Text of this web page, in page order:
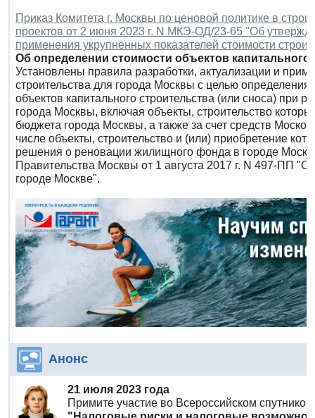
Приказ Комитета г. Москвы по ценовой политике в
проектов от 2 июня 2023 г. N МКЭ-ОД/23-65 "Об
применения укрупненных показателей стоимости
Об определении стоимости объектов
Установлены правила разработки, актуализации и
строительства для города Москвы с целью
объектов капитального строительства (или сноса) при
города Москвы, включая объекты, строительство
бюджета города Москвы, а также за счет средств
числе объекты, строительство и (или) приобретение
решения о реновации жилищного фонда в городе
Правительства Москвы от 1 августа 2017 г. N 497-ПП
городе Москве".
Анонс
21 июля 2023 года
Примите участие во Всероссийском